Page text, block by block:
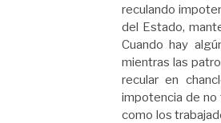
reculando
del Estado,
Cuando hay
mientras las
recular en
impotencia de no
como los